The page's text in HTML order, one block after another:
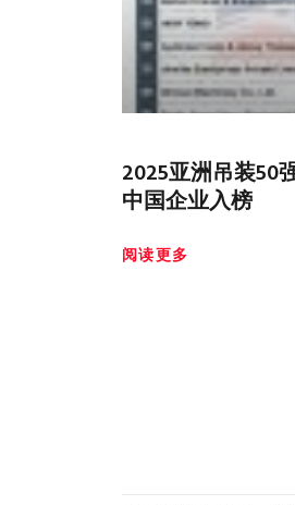
2025亚洲吊装50
中国企业入榜
阅读更多